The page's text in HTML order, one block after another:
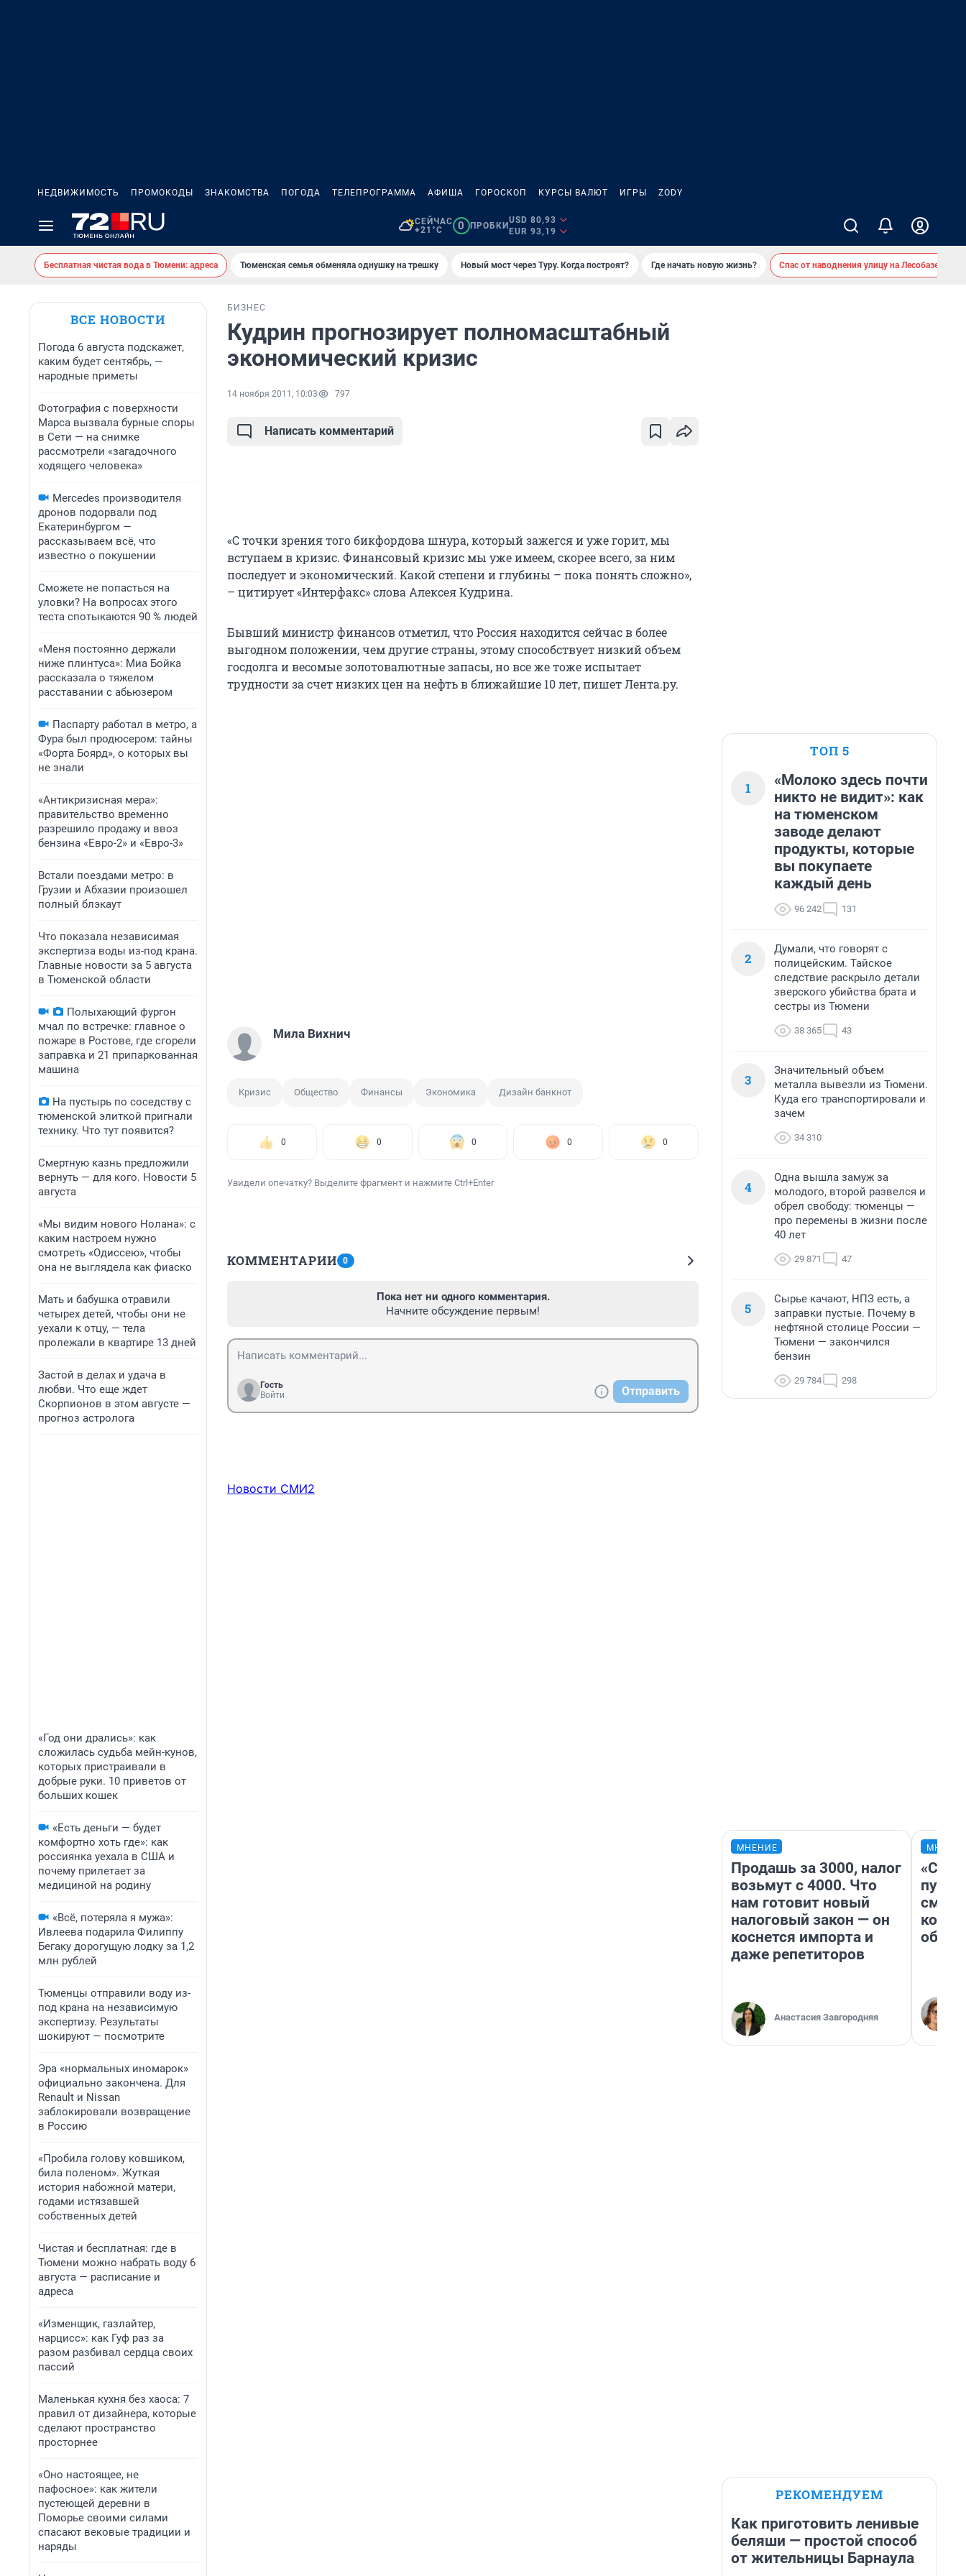
НЕДВИЖИМОСТЬ ПРОМОКОДЫ ЗНАКОМСТВА ПОГОДА ТЕЛЕПРОГРАММА АФИША ГОРОСКОП КУРСЫ ВАЛЮТ ИГРЫ ZODY
СЕЙЧАС
+21°C
0 ПРОБКИ
USD 80,93
EUR 93,19
Бесплатная чистая вода в Тюмени: адреса Тюменская семья обменяла однушку на трешку Новый мост через Туру. Когда построят? Где начать новую жизнь? Спас от наводнения улицу на Лесобазе
ВСЕ НОВОСТИ
Погода 6 августа подскажет,
каким будет сентябрь, —
народные приметы
Фотография с поверхности
Марса вызвала бурные споры
в Сети — на снимке
рассмотрели «загадочного
ходящего человека»
Mercedes производителя
дронов подорвали под
Екатеринбургом —
рассказываем всё, что
известно о покушении
Сможете не попасться на
уловки? На вопросах этого
теста спотыкаются 90 % людей
«Меня постоянно держали
ниже плинтуса»: Миа Бойка
рассказала о тяжелом
расставании с абьюзером
Паспарту работал в метро, а
Фура был продюсером: тайны
«Форта Боярд», о которых вы
не знали
«Антикризисная мера»:
правительство временно
разрешило продажу и ввоз
бензина «Евро-2» и «Евро-3»
Встали поездами метро: в
Грузии и Абхазии произошел
полный блэкаут
Что показала независимая
экспертиза воды из-под крана.
Главные новости за 5 августа
в Тюменской области
Полыхающий фургон
мчал по встречке: главное о
пожаре в Ростове, где сгорели
заправка и 21 припаркованная
машина
На пустырь по соседству с
тюменской элиткой пригнали
технику. Что тут появится?
Смертную казнь предложили
вернуть — для кого. Новости 5
августа
«Мы видим нового Нолана»: с
каким настроем нужно
смотреть «Одиссею», чтобы
она не выглядела как фиаско
Мать и бабушка отравили
четырех детей, чтобы они не
уехали к отцу, — тела
пролежали в квартире 13 дней
Застой в делах и удача в
любви. Что еще ждет
Скорпионов в этом августе —
прогноз астролога
«Год они дрались»: как
сложилась судьба мейн-кунов,
которых пристраивали в
добрые руки. 10 приветов от
больших кошек
«Есть деньги — будет
комфортно хоть где»: как
россиянка уехала в США и
почему прилетает за
медициной на родину
«Всё, потеряла я мужа»:
Ивлеева подарила Филиппу
Бегаку дорогущую лодку за 1,2
млн рублей
Тюменцы отправили воду из-
под крана на независимую
экспертизу. Результаты
шокируют — посмотрите
Эра «нормальных иномарок»
официально закончена. Для
Renault и Nissan
заблокировали возвращение
в Россию
«Пробила голову ковшиком,
била поленом». Жуткая
история набожной матери,
годами истязавшей
собственных детей
Чистая и бесплатная: где в
Тюмени можно набрать воду 6
августа — расписание и
адреса
«Изменщик, газлайтер,
нарцисс»: как Гуф раз за
разом разбивал сердца своих
пассий
Маленькая кухня без хаоса: 7
правил от дизайнера, которые
сделают пространство
просторнее
«Оно настоящее, не
пафосное»: как жители
пустеющей деревни в
Поморье своими силами
спасают вековые традиции и
наряды
БИЗНЕС
Кудрин прогнозирует полномасштабный
экономический кризис
14 ноября 2011, 10:03 797
Написать комментарий
«С точки зрения того бикфордова шнура, который зажегся и уже горит, мы
вступаем в кризис. Финансовый кризис мы уже имеем, скорее всего, за ним
последует и экономический. Какой степени и глубины – пока понять сложно»,
– цитирует «Интерфакс» слова Алексея Кудрина.
Бывший министр финансов отметил, что Россия находится сейчас в более
выгодном положении, чем другие страны, этому способствует низкий объем
госдолга и весомые золотовалютные запасы, но все же тоже испытает
трудности за счет низких цен на нефть в ближайшие 10 лет, пишет Лента.ру.
Мила Вихнич
Кризис Общество Финансы Экономика Дизайн банкнот
0 0 0 0 0
Увидели опечатку? Выделите фрагмент и нажмите Ctrl+Enter
КОММЕНТАРИИ 0
Пока нет ни одного комментария.
Начните обсуждение первым!
Гость
Войти
Отправить
Новости СМИ2
ТОП 5
1
«Молоко здесь почти
никто не видит»: как
на тюменском
заводе делают
продукты, которые
вы покупаете
каждый день
96 242 131
2
Думали, что говорят с
полицейским. Тайское
следствие раскрыло детали
зверского убийства брата и
сестры из Тюмени
38 365 43
3
Значительный объем
металла вывезли из Тюмени.
Куда его транспортировали и
зачем
34 310
4
Одна вышла замуж за
молодого, второй развелся и
обрел свободу: тюменцы —
про перемены в жизни после
40 лет
29 871 47
5
Сырье качают, НПЗ есть, а
заправки пустые. Почему в
нефтяной столице России —
Тюмени — закончился
бензин
29 784 298
МНЕНИЕ
Продашь за 3000, налог
возьмут с 4000. Что
нам готовит новый
налоговый закон — он
коснется импорта и
даже репетиторов
Анастасия Завгородняя
РЕКОМЕНДУЕМ
Как приготовить ленивые
беляши — простой способ
от жительницы Барнаула